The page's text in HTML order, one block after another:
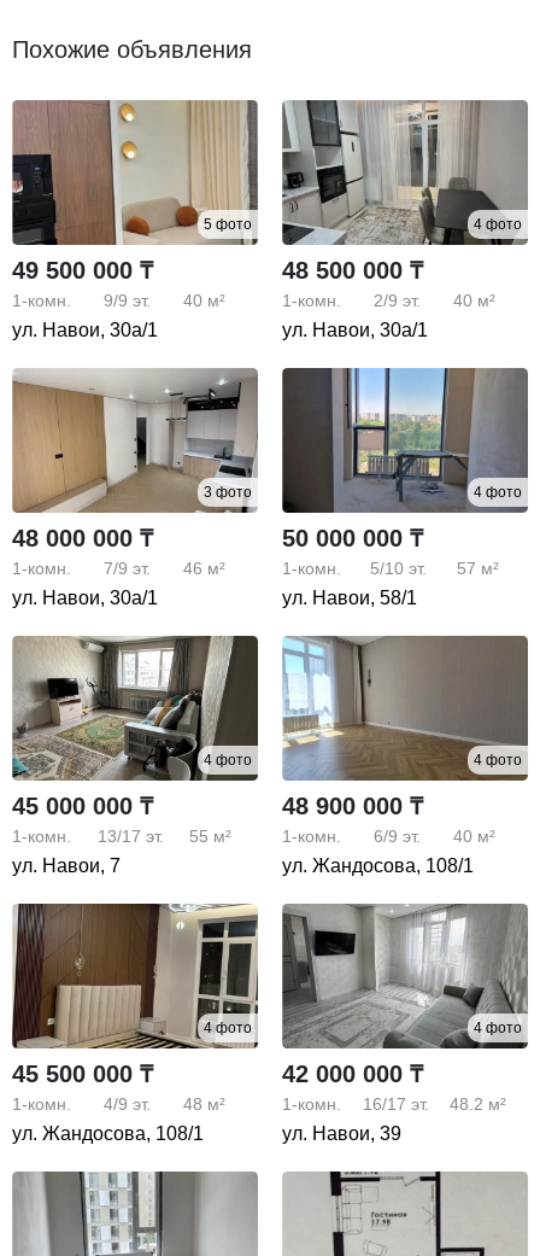
Похожие объявления
5 фото
49 500 000 ₸
1-комн. 9/9 эт. 40 м²
ул. Навои, 30а/1
4 фото
48 500 000 ₸
1-комн. 2/9 эт. 40 м²
ул. Навои, 30а/1
3 фото
48 000 000 ₸
1-комн. 7/9 эт. 46 м²
ул. Навои, 30а/1
4 фото
50 000 000 ₸
1-комн. 5/10 эт. 57 м²
ул. Навои, 58/1
4 фото
45 000 000 ₸
1-комн. 13/17 эт. 55 м²
ул. Навои, 7
4 фото
48 900 000 ₸
1-комн. 6/9 эт. 40 м²
ул. Жандосова, 108/1
4 фото
45 500 000 ₸
1-комн. 4/9 эт. 48 м²
ул. Жандосова, 108/1
4 фото
42 000 000 ₸
1-комн. 16/17 эт. 48.2 м²
ул. Навои, 39